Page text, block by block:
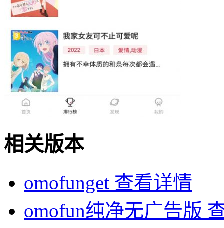
相关版本
omofunget 查看详情
omofun纯净无广告版